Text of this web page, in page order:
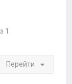
1
Перейти